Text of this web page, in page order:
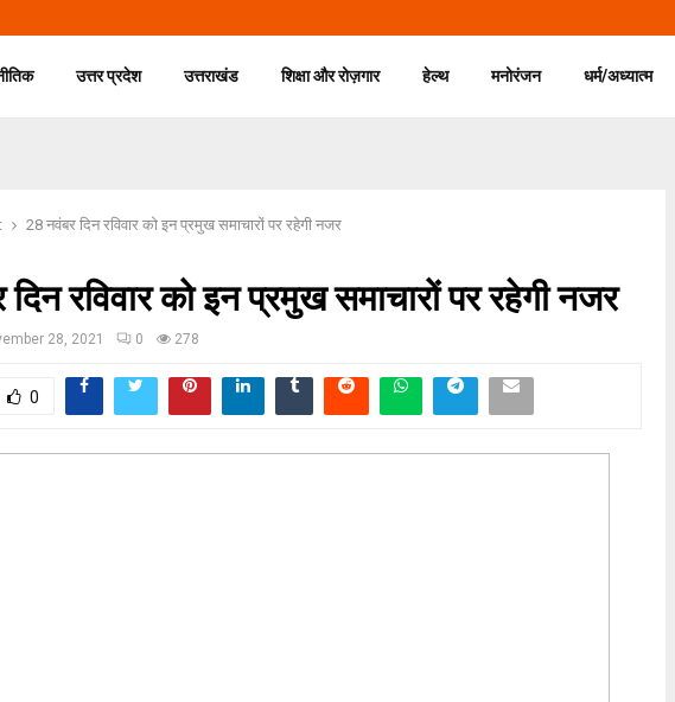
उत्तर प्रदेश उत्तराखंड शिक्षा और रोज़गार हेल्थ मनोरंजन धर्म/अध्यात्म
28 नवंबर दिन रविवार को इन प्रमुख समाचारों पर रहेगी नजर
रविवार को इन प्रमुख समाचारों पर रहेगी नजर
28, 2021 0 278
0